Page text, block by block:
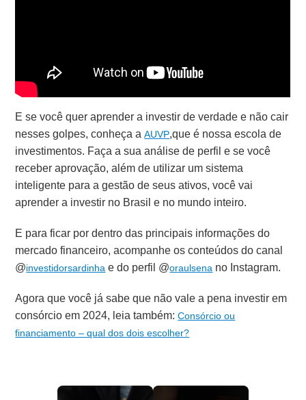
E se você quer aprender a investir de verdade e não cair
nesses golpes, conheça aAUVP,que é nossa escola de
investimentos. Faça a sua análise de perfil e se você
receber aprovação, além de utilizar um sistema
inteligente para a gestão de seus ativos, você vai
aprender a investir no Brasil e no mundo inteiro.
E para ficar por dentro das principais informações do
mercado financeiro, acompanhe os conteúdos do canal
@investidorsardinha e do perfil @oraulsena no Instagram.
Agora que você já sabe que não vale a pena investir em
consórcio em 2024, leia também:Consórcio ou
financiamento – qual dos dois escolher?